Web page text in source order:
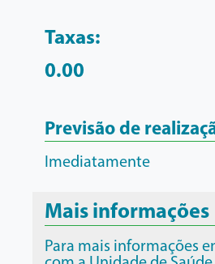
Taxas:
0.00
Previsão de
Imediatamente
Mais informações
Para mais informações